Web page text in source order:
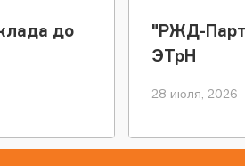
до
"РЖД-
ЭТрН
28 июля, 2026